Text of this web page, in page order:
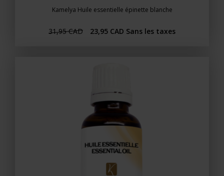
Kamelya Huile essentielle épinette blanche
31,95 CAD 23,95 CAD Sans les taxes